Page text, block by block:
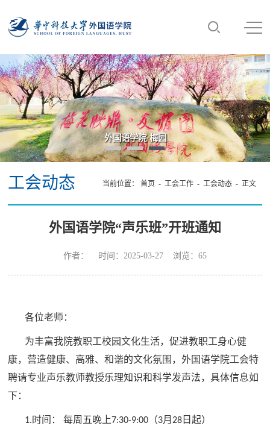
外国语学院·梅园
工会动态 当前位置： 首页 - 工会工作 - 工会动态- 正文
外国语学院“声乐班”开班通知
作者： 时间：2025-03-27 浏览： 65
各位老师：
为丰富我院教职工校园文化生活，促进教职工身心健
康，营造健康、高雅、和谐的文化氛围，外国语学院工会特
聘请专业声乐教师教授乐理知识和科学发声法，具体信息如
下：
1.时间： 每周五晚上7:30-9:00 （3月 28 日起）